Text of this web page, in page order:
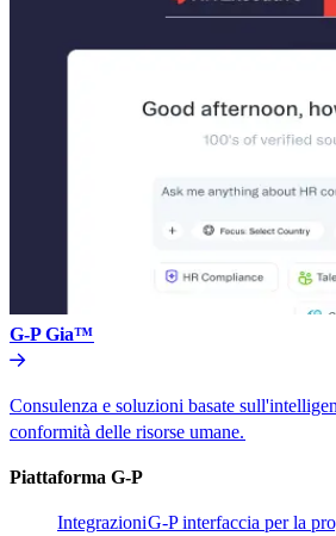
G-P Gia™​​
Consulenza e soluzioni basate
conformità delle risorse umane.​​
Piattaforma G-P​​
Integrazioni​​G-P interfaccia per la